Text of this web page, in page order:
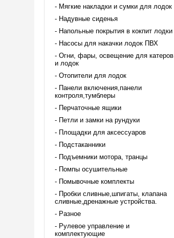
Мягкие накладки и сумки для лодок
Надувные сиденья
Напольные покрытия в кокпит лодки
Насосы для накачки лодок ПВХ
Огни, фары, освещение для катеров
и лодок
Отопители для лодок
Панели включения,панели
контроля,тумблеры
Перчаточные ящики
Петли и замки на рундуки
Площадки для аксессуаров
Подстаканники
Подъемники мотора, транцы
Помпы осушительные
Помывочные комплекты
Пробки сливные,шпигаты, клапана
сливные,дренажные устройства.
Разное
Рулевое управление и
комплектующие